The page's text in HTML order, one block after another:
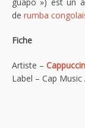
guapo ») est un
de rumba
Fiche
Artiste –
Label – Cap